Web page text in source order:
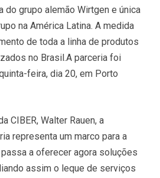
do grupo alemão Wirtgen e única
na América Latina. A medida
de toda a linha de produtos
no Brasil.A parceria foi
feira, dia 20, em Porto
CIBER, Walter Rauen, a
representa um marco para a
a oferecer agora soluções
assim o leque de serviços